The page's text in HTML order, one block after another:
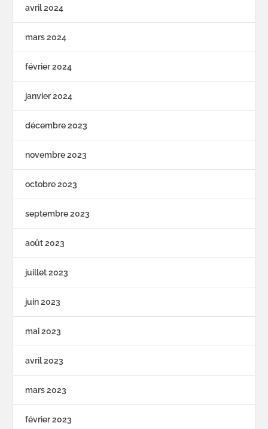
avril 2024
mars 2024
février 2024
janvier 2024
décembre 2023
novembre 2023
octobre 2023
septembre 2023
août 2023
juillet 2023
juin 2023
mai 2023
avril 2023
mars 2023
février 2023